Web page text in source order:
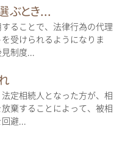
ぶとき...
ることで、法律行為の代理
受けられるようになりま
制度...
法定相続人となった方が、相
棄することによって、被相
避...